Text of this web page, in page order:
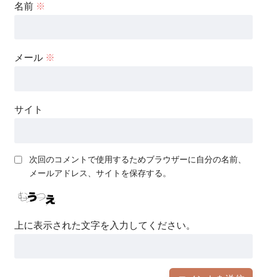
名前 ※
メール ※
サイト
次回のコメントで使用するためブラウザーに自分の名前、
メールアドレス、サイトを保存する。
上に表示された文字を入力してください。